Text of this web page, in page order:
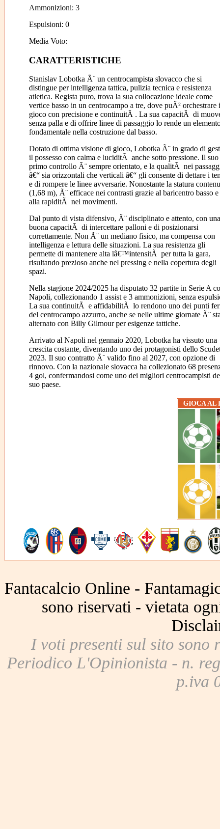
Ammonizioni: 3
Espulsioni: 0
Media Voto:
CARATTERISTICHE
Stanislav Lobotka Ã¨ un centrocampista slovacco che si
distingue per intelligenza tattica, pulizia tecnica e resistenza
atletica. Regista puro, trova la sua collocazione ideale come
vertice basso in un centrocampo a tre, dove puÃ² orchestrare
gioco con precisione e continuitÃ . La sua capacitÃ di
senza palla e di offrire linee di passaggio lo rende un
fondamentale nella costruzione dal basso.
Dotato di ottima visione di gioco, Lobotka Ã¨ in grado di
il possesso con calma e luciditÃ anche sotto pressione. Il suo
primo controllo Ã¨ sempre orientato, e la qualitÃ nei
â€“ sia orizzontali che verticali â€“ gli consente di dettare i
e di rompere le linee avversarie. Nonostante la statura
(1,68 m), Ã¨ efficace nei contrasti grazie al baricentro basso e
alla rapiditÃ nei movimenti.
Dal punto di vista difensivo, Ã¨ disciplinato e attento, con una
buona capacitÃ di intercettare palloni e di posizionarsi
correttamente. Non Ã¨ un mediano fisico, ma compensa con
intelligenza e lettura delle situazioni. La sua resistenza gli
permette di mantenere alta lâ€™intensitÃ per tutta la gara,
risultando prezioso anche nel pressing e nella copertura degli
spazi.
Nella stagione 2024/2025 ha disputato 32 partite in Serie A
Napoli, collezionando 1 assist e 3 ammonizioni, senza
La sua continuitÃ e affidabilitÃ lo rendono uno dei punti
del centrocampo azzurro, anche se nelle ultime giornate Ã¨
alternato con Billy Gilmour per esigenze tattiche.
Arrivato al Napoli nel gennaio 2020, Lobotka ha vissuto una
crescita costante, diventando uno dei protagonisti dello
2023. Il suo contratto Ã¨ valido fino al 2027, con opzione di
rinnovo. Con la nazionale slovacca ha collezionato 68
4 gol, confermandosi come uno dei migliori centrocampisti
suo paese.
GIOCA AL
Fantacalcio Online -
sono riservati - vietata
I voti presenti sul sito sono
Periodico L'Opinionista - n.
p.iva